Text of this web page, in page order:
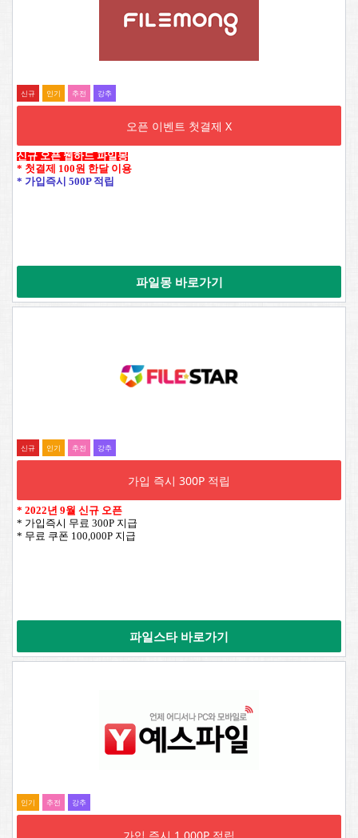
신규 인기 추전 강추
오픈 이벤트 첫결제 X
신규 오픈 웹하드 파일몽
* 첫결제 100원 한달 이용
* 가입즉시 500P 적립
파일몽 바로가기
신규 인기 추전 강추
가입 즉시 300P 적립
* 2022년 9월 신규 오픈
* 가입즉시 무료 300P 지급
* 무료 쿠폰 100,000P 지급
파일스타 바로가기
인기 추전 강추
가입 즉시 1,000P 적립